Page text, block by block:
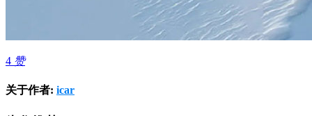
4 赞
关于作者: icar